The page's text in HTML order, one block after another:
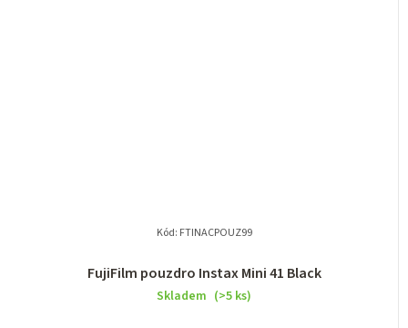
FujiFilm pouzdro Instax Mini 41 Black
Skladem (>5 ks)
Kód: FTINACPOUZ99